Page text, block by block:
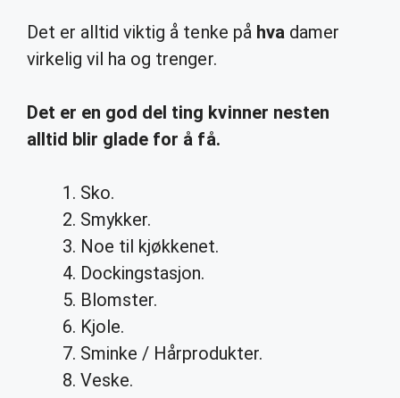
Det er alltid viktig å tenke på hvadamer
virkelig vil ha og trenger.
Det er en god del ting kvinner nesten
alltid blir glade for å få.
Sko.
Smykker.
Noe til kjøkkenet.
Dockingstasjon.
Blomster.
Kjole.
Sminke / Hårprodukter.
Veske.